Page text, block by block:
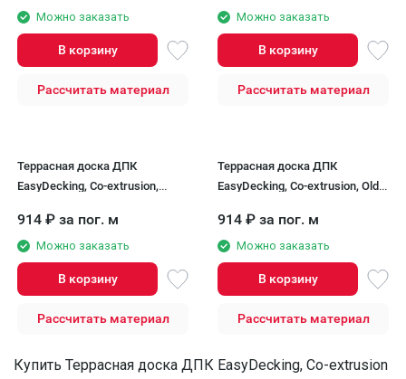
Можно заказать
В корзину
Рассчитать материал
Можно заказать
В корзину
Рассчитать материал
Террасная доска ДПК
EasyDecking, Co-extrusion,
914 ₽ за пог. м
Можно заказать
В корзину
Рассчитать материал
Террасная доска ДПК
EasyDecking, Co-extrusion, Old
914 ₽ за пог. м
Можно заказать
В корзину
Рассчитать материал
Купить Террасная доска ДПК EasyDecking, Co-extrusion